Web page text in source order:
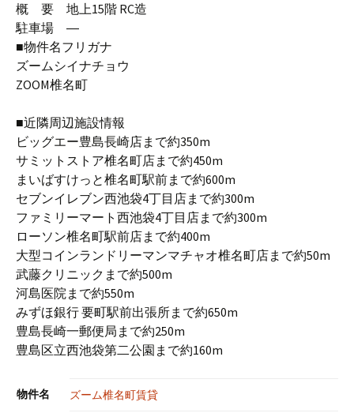
概 要 地上15階 RC造
駐車場 ―
■物件名フリガナ
ズームシイナチョウ
ZOOM椎名町
■近隣周辺施設情報
ビッグエー豊島長崎店まで約350m
サミットストア椎名町店まで約450m
まいばすけっと椎名町駅前まで約600m
セブンイレブン西池袋4丁目店まで約300m
ファミリーマート西池袋4丁目店まで約300m
ローソン椎名町駅前店まで約400m
大型コインランドリーマンマチャオ椎名町店まで約50m
武藤クリニックまで約500m
河島医院まで約550m
みずほ銀行 要町駅前出張所まで約650m
豊島長崎一郵便局まで約250m
豊島区立西池袋第二公園まで約160m
物件名 ズーム椎名町賃貸